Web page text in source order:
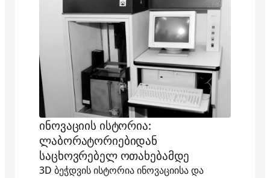
ინოვაციის ისტორია:
ლაბორატორიებიდან
საცხოვრებელ ოთახებამდე
3D ბეჭდვის ისტორია ინოვაციისა და